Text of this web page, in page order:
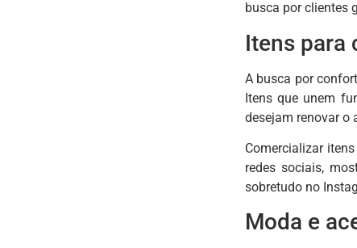
busca por clientes
Itens para
A busca por
Itens que unem
desejam renovar o
Comercializar
redes sociais,
sobretudo no
Moda e